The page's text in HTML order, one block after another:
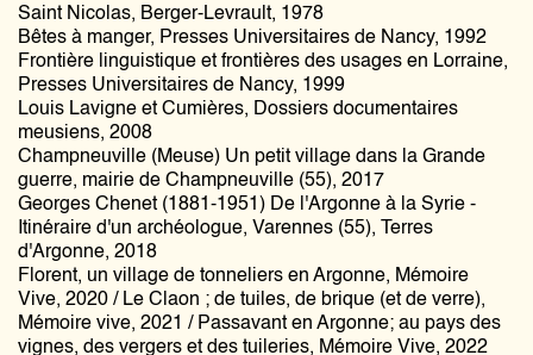
Saint Nicolas, Berger-Levrault, 1978
Bêtes à manger, Presses Universitaires de Nancy, 1992
Frontière linguistique et frontières des usages en Lorraine,
Presses Universitaires de Nancy, 1999
Louis Lavigne et Cumières, Dossiers documentaires
meusiens, 2008
Champneuville (Meuse) Un petit village dans la Grande
guerre, mairie de Champneuville (55), 2017
Georges Chenet (1881-1951) De l'Argonne à la Syrie -
Itinéraire d'un archéologue, Varennes (55), Terres
d'Argonne, 2018
Florent, un village de tonneliers en Argonne, Mémoire
Vive, 2020 / Le Claon ; de tuiles, de brique (et de verre),
Mémoire vive, 2021 / Passavant en Argonne; au pays des
vignes, des vergers et des tuileries, Mémoire Vive, 2022